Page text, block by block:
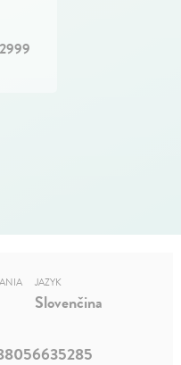
JAZYK
Slovenčina